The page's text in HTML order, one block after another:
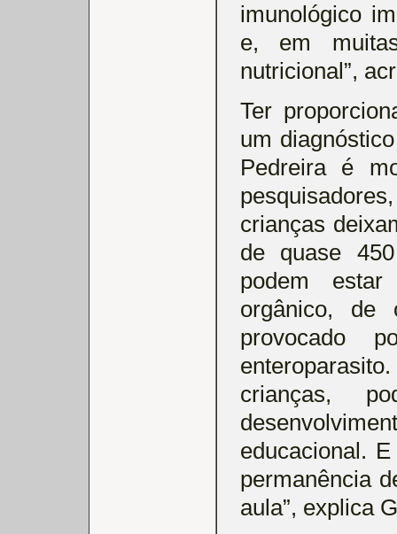
imunológico
e, em
nutricional”,
Ter
um
Pedreira é
crianças
de quase
podem
orgânico, de
provocado
crianças,
educacional.
permanência
aula”, explica